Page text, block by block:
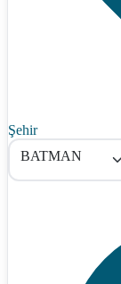
Şehir
BATMAN